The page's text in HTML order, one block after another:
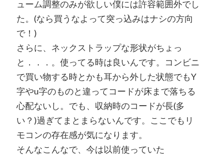
ューム調整のみが欲しい僕には許容範囲外でし
た。(なら買うなよって突っ込みはナシの方向
で！)
さらに、ネックストラップな形状がちょっ
と．．．。使ってる時は良いんです。コンビニ
で買い物する時とかも耳から外した状態でもY
字やu字のものと違ってコードが床まで落ちる
心配ないし。でも、収納時のコードが長(多
い？)過ぎてまとまらないんです。ここでもリ
モコンの存在感が気になります。
そんなこんなで、今は以前使っていた